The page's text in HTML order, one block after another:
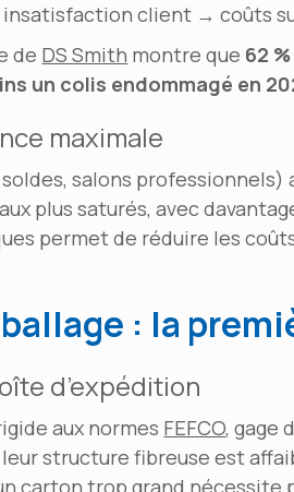
client → coûts
de DS Smith montre que 62
un colis endommagé en
maximale
salons
plus saturés, avec
permet de réduire les
: la
d’expédition
aux normes FEFCO, gage
structure fibreuse est